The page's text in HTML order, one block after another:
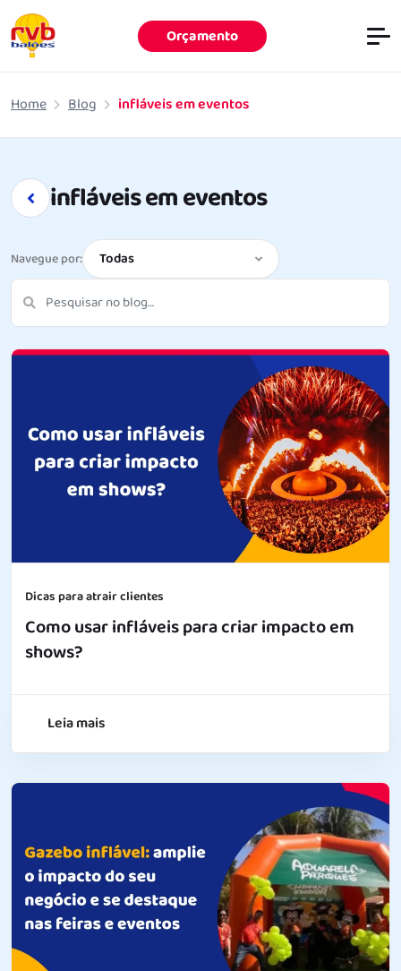
Orçamento
Home Blog infláveis em eventos
infláveis em eventos
Navegue por: Todas
Pesquisar
Dicas para atrair clientes
Como usar infláveis para criar impacto em
shows?
Leia mais